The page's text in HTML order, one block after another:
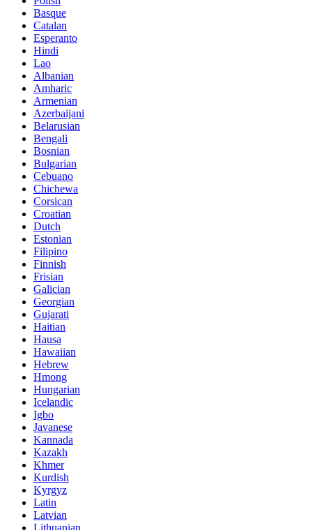
Basque
Catalan
Esperanto
Hindi
Lao
Albanian
Amharic
Armenian
Azerbaijani
Belarusian
Bengali
Bosnian
Bulgarian
Cebuano
Chichewa
Corsican
Croatian
Dutch
Estonian
Filipino
Finnish
Frisian
Galician
Georgian
Gujarati
Haitian
Hausa
Hawaiian
Hebrew
Hmong
Hungarian
Icelandic
Igbo
Javanese
Kannada
Kazakh
Khmer
Kurdish
Kyrgyz
Latin
Latvian
Lithuanian